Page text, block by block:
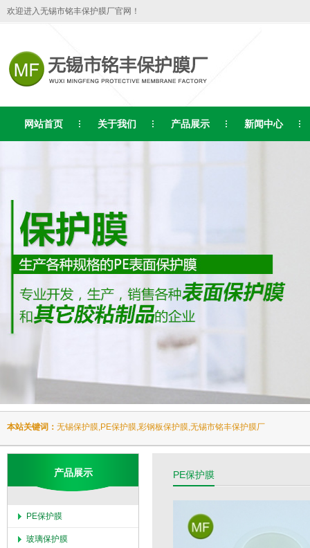
欢迎进入无锡市铭丰保护膜厂官网！
网站首页 关于我们 产品展示 新闻中心
本站关键词： 无锡保护膜,PE保护膜,彩钢板保护膜,无锡市铭丰保护膜厂
PE保护膜
产品展示
PE保护膜
玻璃保护膜